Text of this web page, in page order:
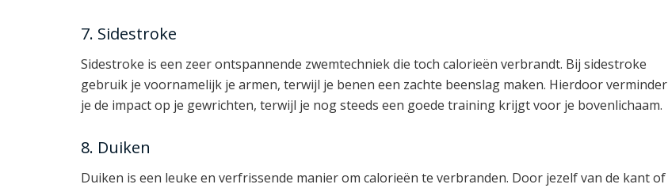
7. Sidestroke
Sidestroke is een zeer ontspannende zwemtechniek die toch calorieën verbrandt. Bij sidestroke
gebruik je voornamelijk je armen, terwijl je benen een zachte beenslag maken. Hierdoor verminder
je de impact op je gewrichten, terwijl je nog steeds een goede training krijgt voor je bovenlichaam.
8. Duiken
Duiken is een leuke en verfrissende manier om calorieën te verbranden. Door jezelf van de kant of